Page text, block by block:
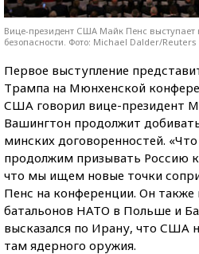
Вице-президент США Майк Пенс
безопасности. Фото: Michael Dalder/Reuters
Первое выступление
Трампа на Мюнхенской
США говорил вице-президент
Вашингтон продолжит
минских договоренностей.
продолжим призывать Россию
что мы ищем новые точки
Пенс на конференции. Он
батальонов НАТО в Польше и
высказался по Ирану, что США
там ядерного оружия.